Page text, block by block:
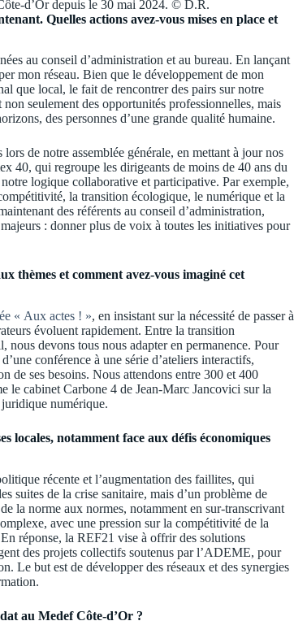
d’Or depuis le 30 mai 2024. © D.R.
Quelles actions avez-vous mises en place et
au conseil d’administration et au bureau. En lançant
mon réseau. Bien que le développement de mon
que local, le fait de rencontrer des pairs sur notre
seulement des opportunités professionnelles, mais
des personnes d’une grande qualité humaine.
de notre assemblée générale, en mettant à jour nos
40, qui regroupe les dirigeants de moins de 40 ans du
logique collaborative et participative. Par exemple,
la transition écologique, le numérique et la
des référents au conseil d’administration,
: donner plus de voix à toutes les initiatives pour
thèmes et comment avez-vous imaginé cet
« Aux actes ! », en insistant sur la nécessité de passer à
évoluent rapidement. Entre la transition
nous devons tous nous adapter en permanence. Pour
conférence à une série d’ateliers interactifs,
de ses besoins. Nous attendons entre 300 et 400
le cabinet Carbone 4 de Jean-Marc Jancovici sur la
numérique.
locales, notamment face aux défis économiques
récente et l’augmentation des faillites, qui
suites de la crise sanitaire, mais d’un problème de
la norme aux normes, notamment en sur-transcrivant
avec une pression sur la compétitivité de la
réponse, la REF21 vise à offrir des solutions
des projets collectifs soutenus par l’ADEME, pour
Le but est de développer des réseaux et des synergies
au Medef Côte-d’Or ?